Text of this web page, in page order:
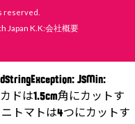
reserved.
Japan K.K:会社概要
JSMin:
ドは1.5cm角にカットす
トマトは4つにカットす